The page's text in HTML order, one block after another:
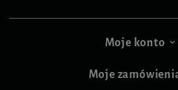
Moje konto
Moje